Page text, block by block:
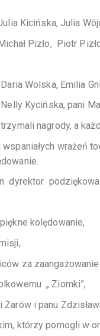
Kicińska, Julia
Pizło, Piotr
Wolska, Emilia
Kycińska, pani
nagrody, a
wrażeń
dyrektor
kolędowanie,
za
„ Ziomki”,
Żarów i panu
którzy pomogli w